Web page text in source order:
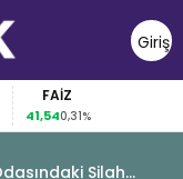
Giriş
Yap
FAİZ
41,540,31%
Silah